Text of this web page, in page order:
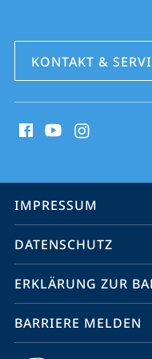
KONTAKT &
Media
Service-
Navigation
IMPRESSUM
DATENSCHUTZ
ERKLÄRUNG ZUR
BARRIERE MELDEN